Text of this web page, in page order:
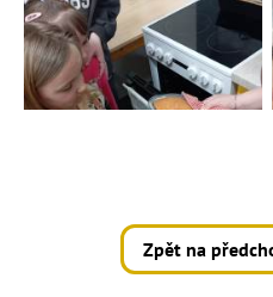
Zpět na